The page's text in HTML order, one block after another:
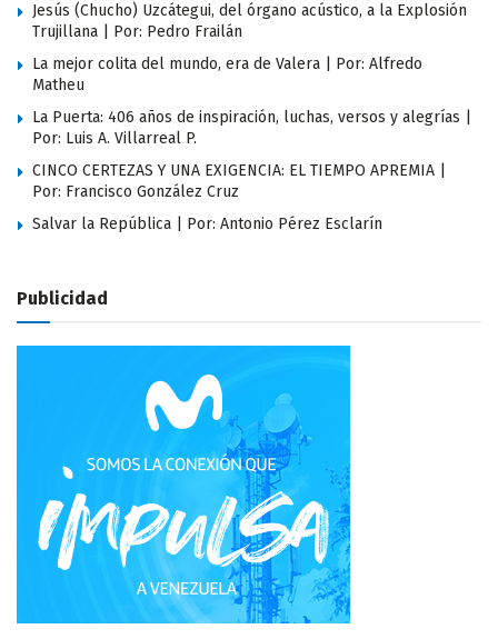
Jesús (Chucho) Uzcátegui, del órgano acústico, a la Explosión
Trujillana | Por: Pedro Frailán
La mejor colita del mundo, era de Valera | Por: Alfredo
Matheu
La Puerta: 406 años de inspiración, luchas, versos y alegrías |
Por: Luis A. Villarreal P.
CINCO CERTEZAS Y UNA EXIGENCIA: EL TIEMPO APREMIA |
Por: Francisco González Cruz
Salvar la República | Por: Antonio Pérez Esclarín
Publicidad